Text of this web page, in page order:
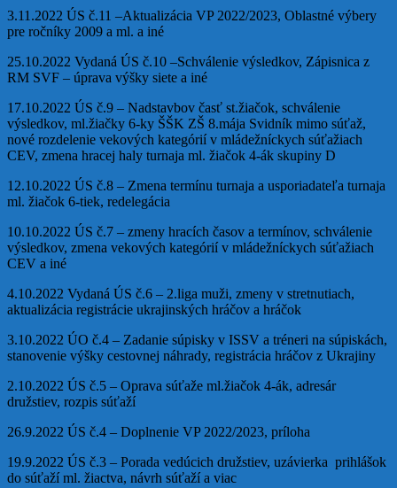
3.11.2022 ÚS č.11 –Aktualizácia VP 2022/2023, Oblastné výbery
pre ročníky 2009 a ml. a iné
25.10.2022 Vydaná ÚS č.10 –Schválenie výsledkov, Zápisnica z
RM SVF – úprava výšky siete a iné
17.10.2022 ÚS č.9 – Nadstavbov časť st.žiačok, schválenie
výsledkov, ml.žiačky 6-ky ŠŠK ZŠ 8.mája Svidník mimo súťaž,
nové rozdelenie vekových kategórií v mládežníckych súťažiach
CEV, zmena hracej haly turnaja ml. žiačok 4-ák skupiny D
12.10.2022 ÚS č.8 – Zmena termínu turnaja a usporiadateľa turnaja
ml. žiačok 6-tiek, redelegácia
10.10.2022 ÚS č.7 – zmeny hracích časov a termínov, schválenie
výsledkov, zmena vekových kategórií v mládežníckych súťažiach
CEV a iné
4.10.2022 Vydaná ÚS č.6 – 2.liga muži, zmeny v stretnutiach,
aktualizácia registrácie ukrajinských hráčov a hráčok
3.10.2022 ÚO č.4 – Zadanie súpisky v ISSV a tréneri na súpiskách,
stanovenie výšky cestovnej náhrady, registrácia hráčov z Ukrajiny
2.10.2022 ÚS č.5 – Oprava súťaže ml.žiačok 4-ák, adresár
družstiev, rozpis súťaží
26.9.2022 ÚS č.4 – Doplnenie VP 2022/2023, príloha
19.9.2022 ÚS č.3 – Porada vedúcich družstiev, uzávierka prihlášok
do súťaží ml. žiactva, návrh súťaží a viac